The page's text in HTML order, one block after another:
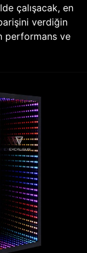
çalışacak, en
verdiğin
performans ve